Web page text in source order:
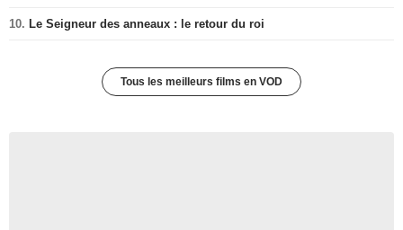
10. Le Seigneur des anneaux : le retour du roi
Tous les meilleurs films en VOD